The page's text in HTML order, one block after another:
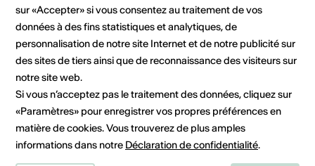
Localisation
Tanzsaal, ZeughausKultur
Brig
Gliserallee 91
3902 Brig-Glis
Organisateur
ZeughausKultur Brig
Gliserallee 91
3902 Brig-Glis
Téléphone +41 27 923 13 13
Réservations +41 27 923 13 13
sur «Accepter» si vous consentez au traitement de vos
données à des fins statistiques et analytiques, de
personnalisation de notre site Internet et de notre publicité sur
des sites de tiers ainsi que de reconnaissance des visiteurs sur
notre site web.
Si vous n’acceptez pas le traitement des données, cliquez sur
«Paramètres» pour enregistrer vos propres préférences en
matière de cookies. Vous trouverez de plus amples
informations dans notre Déclaration de confidentialité.